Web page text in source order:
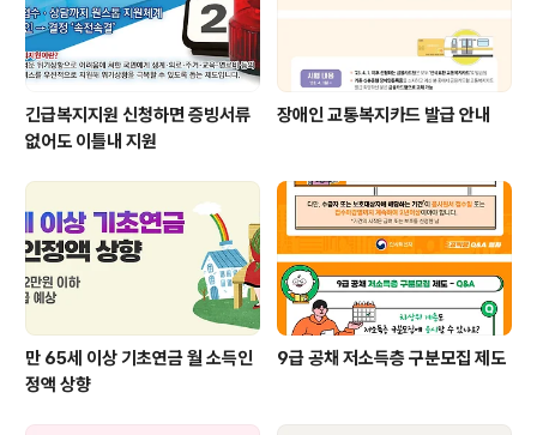
긴급복지지원 신청하면 증빙서류
없어도 이틀내 지원
장애인 교통복지카드 발급 안내
만 65세 이상 기초연금 월 소득인
정액 상향
9급 공채 저소득층 구분모집 제도